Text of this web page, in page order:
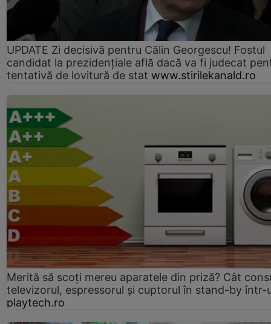
UPDATE Zi decisivă pentru Călin Georgescu! Fostul
candidat la prezidențiale află dacă va fi judecat
tentativă de lovitură de stat www.stirilekanald.ro
Merită să scoți mereu aparatele din priză? Cât
televizorul, espressorul și cuptorul în stand-by într-
playtech.ro